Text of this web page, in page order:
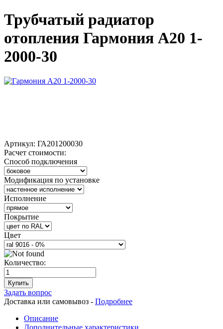
Трубчатый радиатор
отопления Гармония А20 1-
2000-30
Артикул: ГА201200030
Расчет стоимости:
Способ подключения
Модификация по установке
Исполнение
Покрытие
Цвет
Количество:
Купить
Задать вопрос
Доставка или самовывоз - Подробнее
Описание
Дополнительные характеристики